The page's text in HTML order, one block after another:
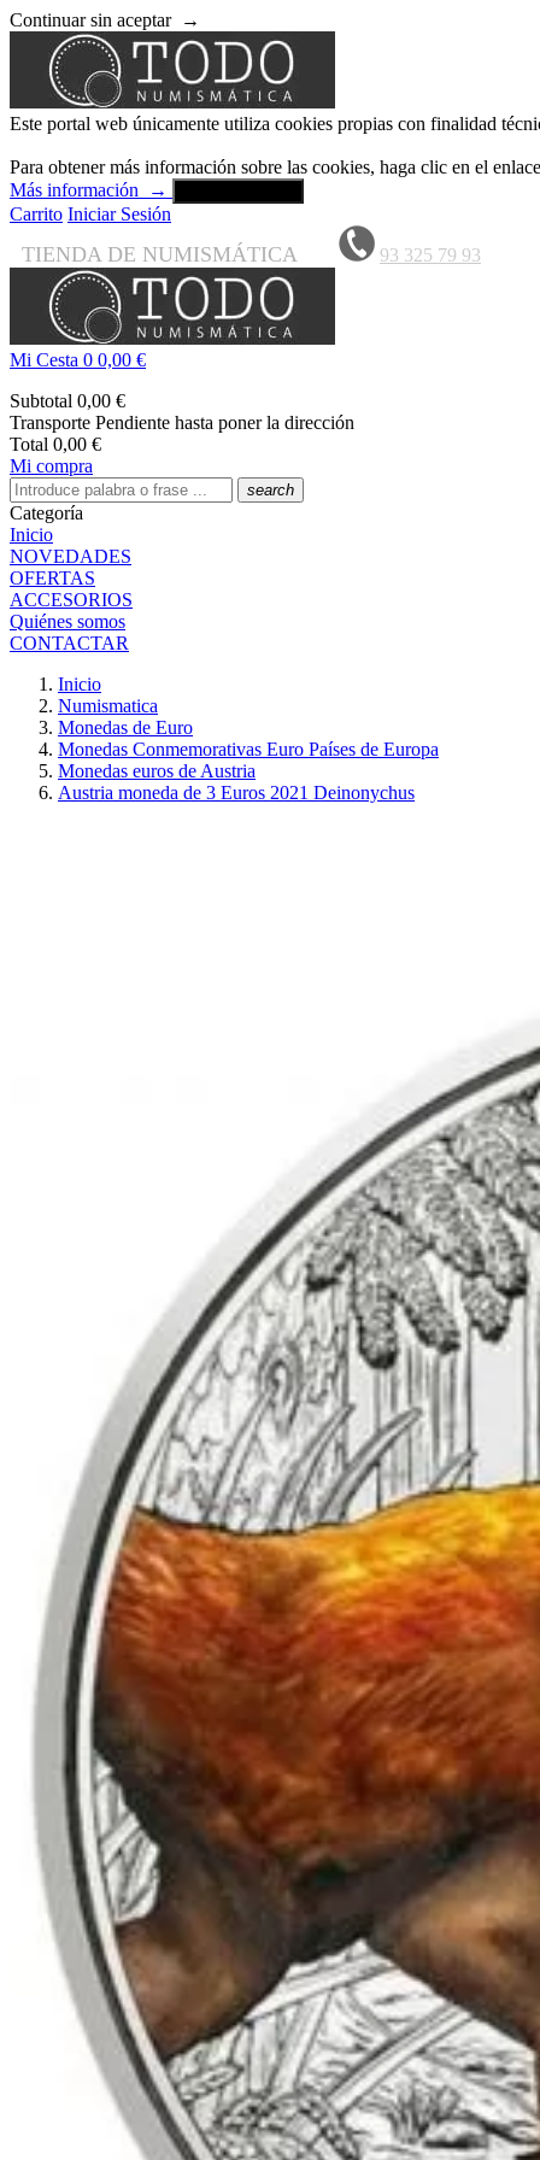
Continuar sin aceptar →
Este portal web únicamente utiliza cookies propias con finalidad
Para obtener más información sobre las cookies, haga clic en el
Más información
→
Carrito Iniciar Sesión
TIENDA DE NUMISMÁTICA 93 325 79 93
Mi Cesta 0 0,00 €
Subtotal 0,00 €
Transporte Pendiente hasta poner la dirección
Total 0,00 €
Mi compra
search
Categoría
Inicio
NOVEDADES
OFERTAS
ACCESORIOS
Quiénes somos
CONTACTAR
Inicio
Numismatica
Monedas de Euro
Monedas Conmemorativas Euro Países de Europa
Monedas euros de Austria
Austria moneda de 3 Euros 2021 Deinonychus